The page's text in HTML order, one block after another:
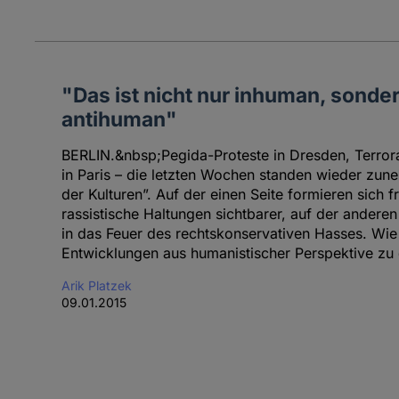
"Das ist nicht nur inhuman,
antihuman"
BERLIN.&nbsp;Pegida-Proteste in Dresden,
in Paris – die letzten Wochen standen wieder
der Kulturen”. Auf der einen Seite formieren sich
rassistische Haltungen sichtbarer, auf der
in das Feuer des rechtskonservativen Hasses.
Entwicklungen aus humanistischer Perspektive zu
Arik Platzek
09.01.2015